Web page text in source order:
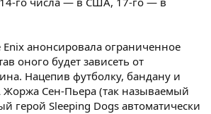
Enix анонсировала ограниченное
оного будет зависеть от
Нацепив футболку, бандану и
Сен-Пьера (так называемый
герой Sleeping Dogs автоматически